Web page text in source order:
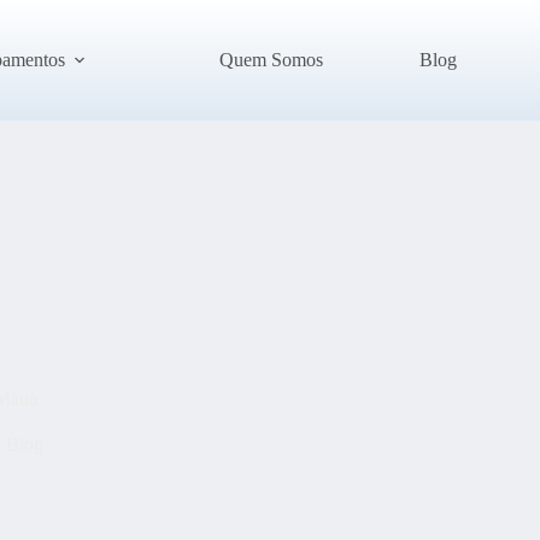
Quem Somos Blog